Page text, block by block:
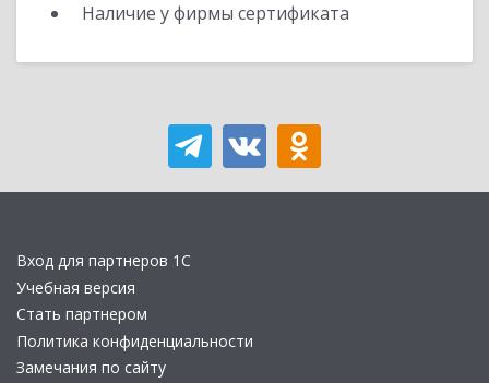
Наличие у фирмы сертификата
Вход для партнеров 1С
Учебная версия
Стать партнером
Политика конфиденциальности
Замечания по сайту